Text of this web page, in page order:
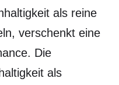
als reine
verschenkt eine
Die
als